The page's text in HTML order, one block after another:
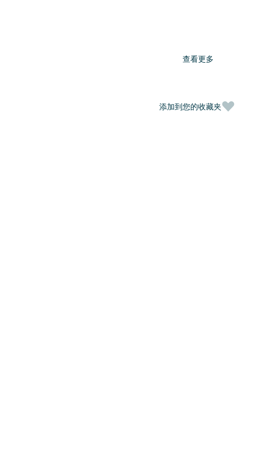
查看更多
添加到您的收藏夹